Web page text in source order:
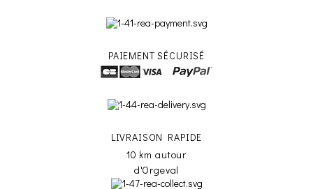
PAIEMENT SÉCURISÉ
LIVRAISON RAPIDE
10 km autour
d'Orgeval